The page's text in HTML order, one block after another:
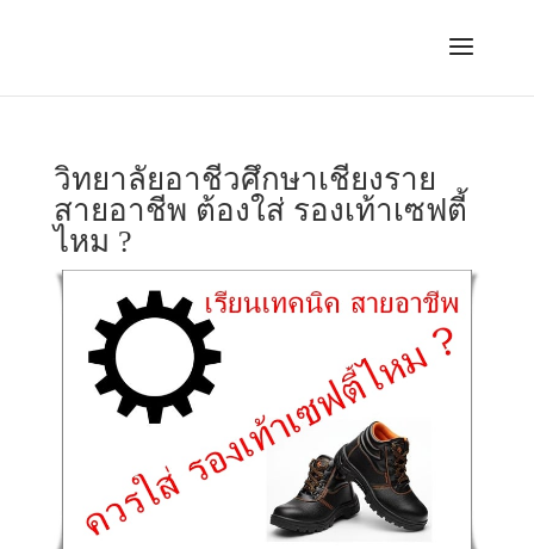
วิทยาลัยอาชีวศึกษาเชียงราย
สายอาชีพ ต้องใส่ รองเท้าเซฟตี้
ไหม ?